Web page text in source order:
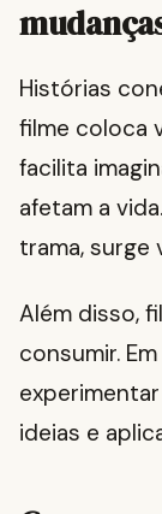
Histórias
filme coloca
facilita
afetam a
trama,
Além disso,
consumir.
ideias e